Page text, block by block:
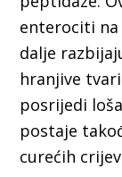
enterociti
dalje
hranjive
posrijedi
postaje
curećih